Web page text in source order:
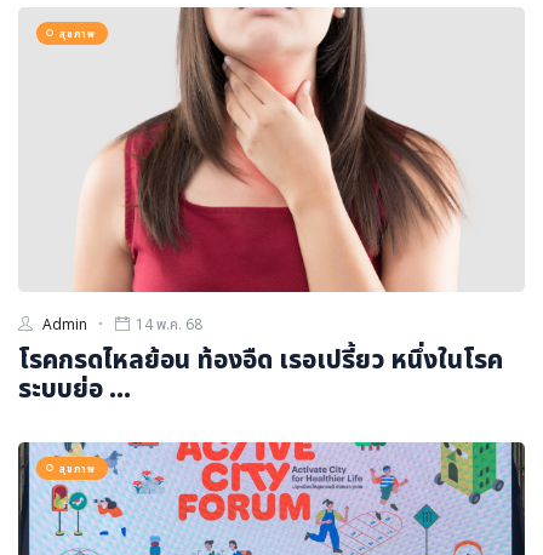
สุขภาพ
Admin 14 พ.ค. 68
โรคกรดไหลย้อน ท้องอืด เรอเปรี้ยว หนึ่งในโรค
ระบบย่อ ...
สุขภาพ